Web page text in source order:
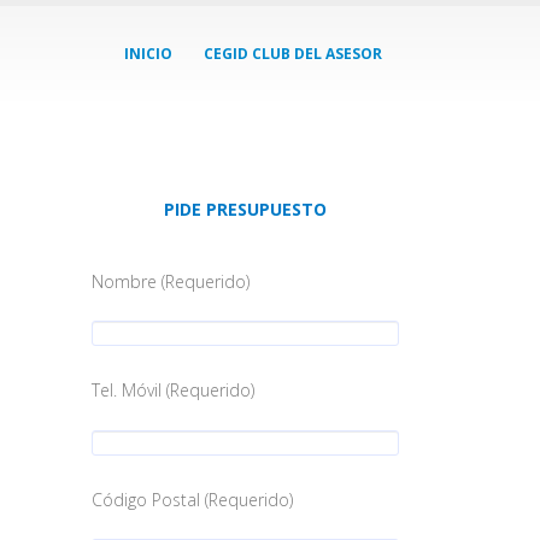
INICIO CEGID CLUB DEL ASESOR
PIDE PRESUPUESTO
Nombre (Requerido)
Tel. Móvil (Requerido)
Código Postal (Requerido)